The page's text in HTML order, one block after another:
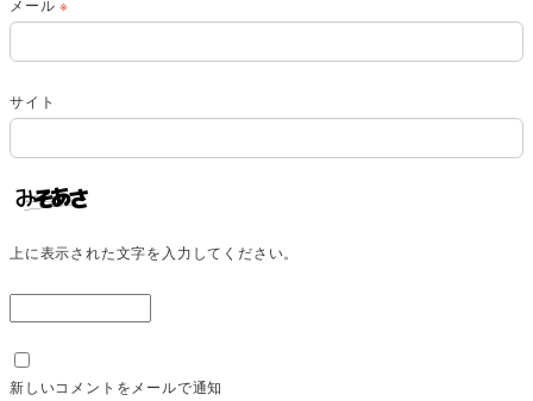
サイト
上に表示された文字を入力してください。
新しいコメントをメールで通知